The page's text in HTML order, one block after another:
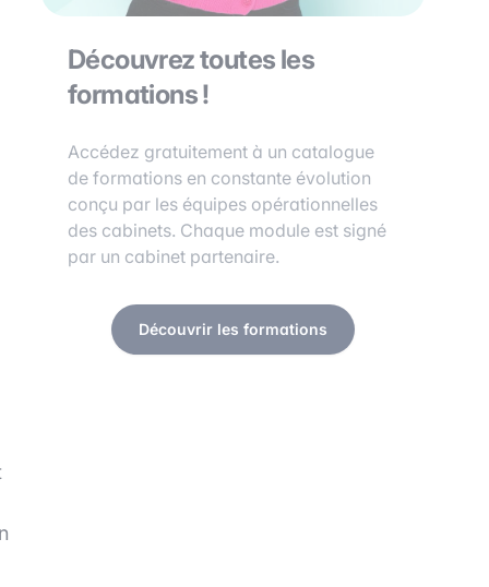
Découvrez toutes les
formations !
Accédez gratuitement à un catalogue
de formations en constante évolution
conçu par les équipes opérationnelles
des cabinets. Chaque module est signé
par un cabinet partenaire.
Découvrir les formations